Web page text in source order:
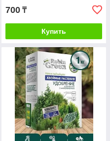
700 ₸
Купить